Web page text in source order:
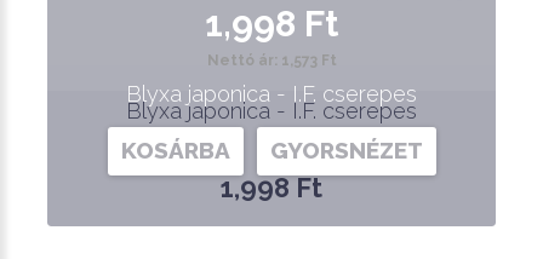
Blyxa japonica - I.F. cserepes
1,998 Ft
1,998 Ft
Nettó ár: 1,573 Ft
Blyxa japonica - I.F. cserepes
KOSÁRBA GYORSNÉZET